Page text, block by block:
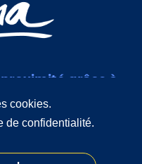
grâce à
sociale
cookies.
de confidentialité.